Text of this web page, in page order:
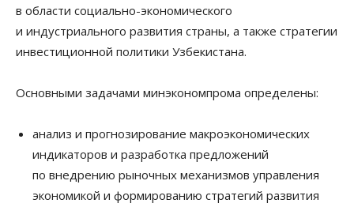
в области социально-экономического
и индустриального развития страны, а также стратегии
инвестиционной политики Узбекистана.
Основными задачами минэкономпрома определены:
анализ и прогнозирование макроэкономических
индикаторов и разработка предложений
по внедрению рыночных механизмов управления
экономикой и формированию стратегий развития